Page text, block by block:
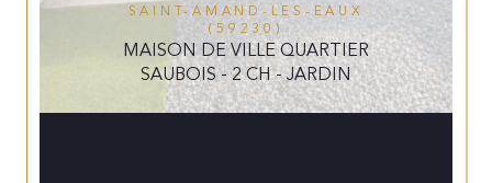
SAINT-AMAND-LES-EAUX
(59230)
MAISON DE VILLE QUARTIER
SAUBOIS - 2 CH - JARDIN